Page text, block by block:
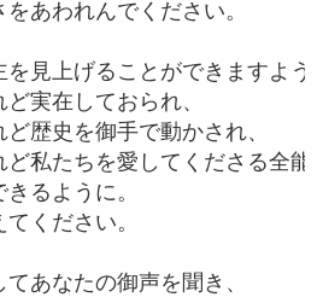
あわれんでください。
を見上げることができますよう
実在しておられ、
歴史を御手で動かされ、
ど私たちを愛してくださる全能
るように。
ください。
あなたの御声を聞き、